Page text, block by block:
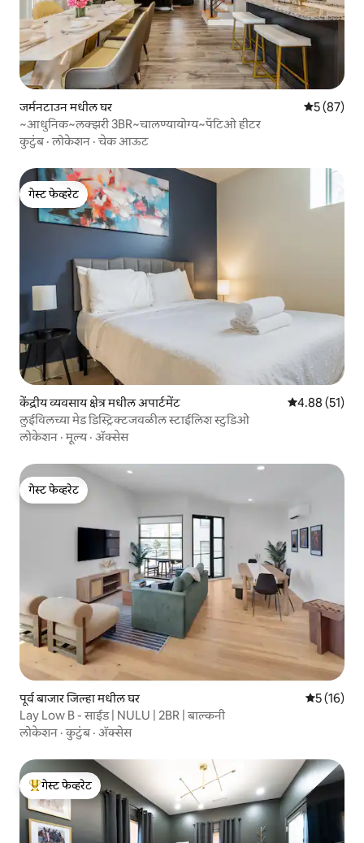
जर्मनटाउन मधील घर 5 पैकी 5
5 (87)
~आधुनिक~लक्झरी 3BR~चालण्यायोग्य~पॅटिओ हीटर
कुटुंब·लोकेशन ·चेक आऊट
गेस्ट फेव्हरेट
गेस्ट फेव्हरेट
केंद्रीय व्यवसाय क्षेत्र मधील अपार्टमेंट 5 पैकी 4.88
4.88 (51)
लुईविलच्या मेड डिस्ट्रिक्टजवळील स्टाईलिश स्टुडिओ
लोकेशन ·मूल्य· ॲक्सेस
गेस्ट फेव्हरेट
गेस्ट फेव्हरेट
पूर्व बाजार जिल्हा मधील घर 5 पैकी 5
5 (16)
Lay Low B - साईड | NULU | 2BR | बाल्कनी
लोकेशन ·कुटुंब· ॲक्सेस
टॉप गेस्ट फेव्हरेट
गेस्ट फेव्हरेट